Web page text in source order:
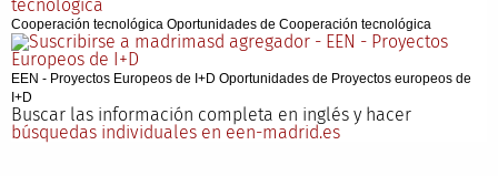
Cooperación tecnológica Oportunidades de Cooperación tecnológica
EEN - Proyectos Europeos de I+D Oportunidades de Proyectos europeos de
I+D
Buscar las información completa en inglés y hacer
búsquedas individuales en een-madrid.es